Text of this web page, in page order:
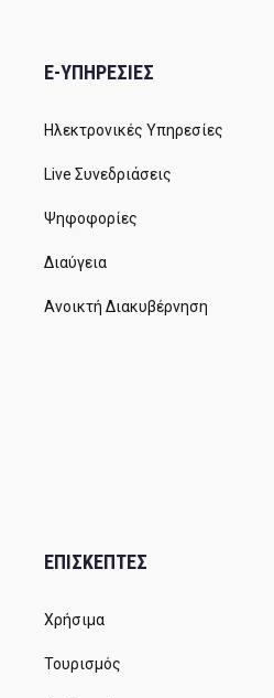
E-ΥΠΗΡΕΣΙΕΣ
Ηλεκτρονικές Υπηρεσίες
Live Συνεδριάσεις
Ψηφοφορίες
Διαύγεια
Ανοικτή Διακυβέρνηση
ΕΠΙΣΚΕΠΤΕΣ
Χρήσιμα
Τουρισμός